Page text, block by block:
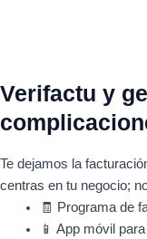
Verifactu y
Te dejamos la
centras en tu negocio;
🧾
Programa de
📱 App móvil